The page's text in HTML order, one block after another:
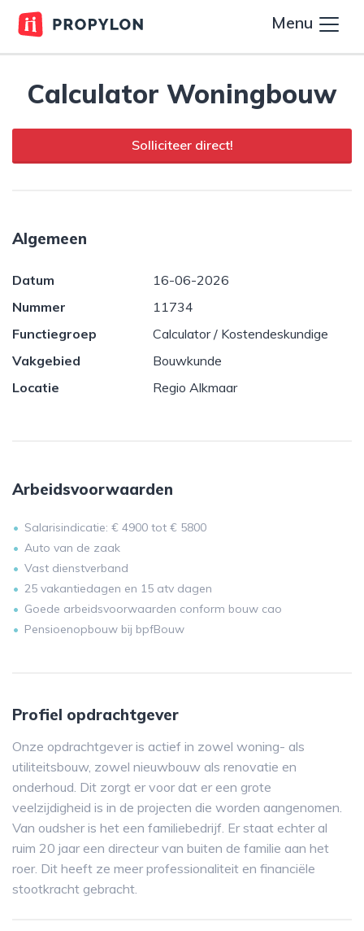
Menu
Calculator Woningbouw
Solliciteer direct!
Algemeen
Datum
16-06-2026
Nummer
11734
Functiegroep
Calculator / Kostendeskundige
Vakgebied
Bouwkunde
Locatie
Regio Alkmaar
Arbeidsvoorwaarden
Salarisindicatie: € 4900 tot € 5800
Auto van de zaak
Vast dienstverband
25 vakantiedagen en 15 atv dagen
Goede arbeidsvoorwaarden conform bouw cao
Pensioenopbouw bij bpfBouw
Profiel opdrachtgever
Onze opdrachtgever is actief in zowel woning- als
utiliteitsbouw, zowel nieuwbouw als renovatie en
onderhoud. Dit zorgt er voor dat er een grote
veelzijdigheid is in de projecten die worden aangenomen.
Van oudsher is het een familiebedrijf. Er staat echter al
ruim 20 jaar een directeur van buiten de familie aan het
roer. Dit heeft ze meer professionaliteit en financiële
stootkracht gebracht.